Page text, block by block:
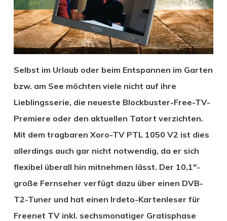
Selbst im Urlaub oder beim Entspannen im Garten
bzw. am See möchten viele nicht auf ihre
Lieblingsserie, die neueste Blockbuster-Free-TV-
Premiere oder den aktuellen Tatort verzichten.
Mit dem tragbaren Xoro-TV PTL 1050 V2 ist dies
allerdings auch gar nicht notwendig, da er sich
flexibel überall hin mitnehmen lässt. Der 10,1″-
große Fernseher verfügt dazu über einen DVB-
T2-Tuner und hat einen Irdeto-Kartenleser für
Freenet TV inkl. sechsmonatiger Gratisphase